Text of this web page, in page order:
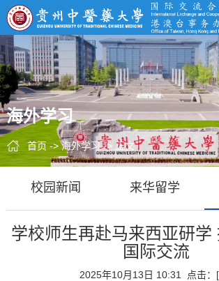
海外学习
首页->海外学习-> 正文
校园新闻 来华留学
学校师生再赴马来西亚研学
国际交流
2025年10月13日 10:31 点击：[